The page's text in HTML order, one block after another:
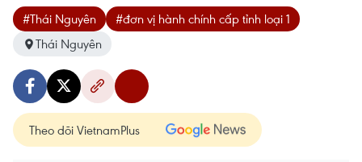
#Thái Nguyên
#đơn vị hành chính cấp tỉnh loại 1
Thái Nguyên
Theo dõi VietnamPlus